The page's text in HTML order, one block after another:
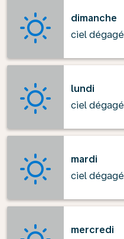
dimanche
ciel dégagé
lundi
ciel dégagé
mardi
ciel dégagé
mercredi